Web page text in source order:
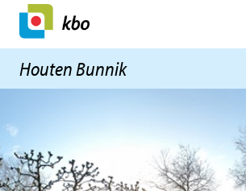
Houten Bunnik
bestuur